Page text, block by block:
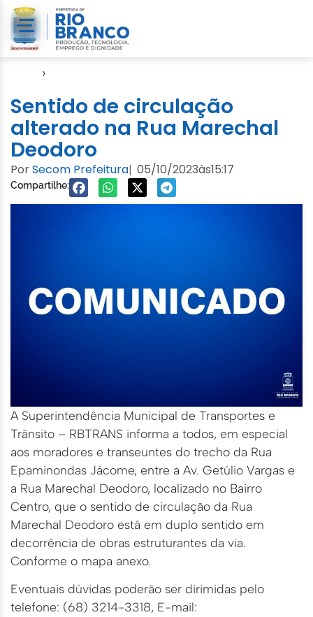
›
Sentido de circulação
alterado na Rua Marechal
Deodoro
PorSecom Prefeitura| 05/10/2023às15:17
Compartilhe:
A Superintendência Municipal de Transportes e
Trânsito – RBTRANS informa a todos, em especial
aos moradores e transeuntes do trecho da Rua
Epaminondas Jácome, entre a Av. Getúlio Vargas e
a Rua Marechal Deodoro, localizado no Bairro
Centro, que o sentido de circulação da Rua
Marechal Deodoro está em duplo sentido em
decorrência de obras estruturantes da via.
Conforme o mapa anexo.
Eventuais dúvidas poderão ser dirimidas pelo
telefone: (68) 3214-3318, E-mail: